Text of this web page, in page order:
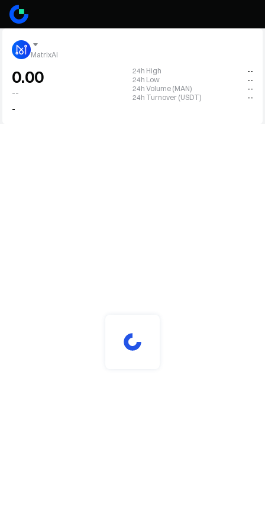
MatrixAI
0.00
--
-
24h High
--
24h Low
--
24h Volume (MAN)
--
24h Turnover (USDT)
--